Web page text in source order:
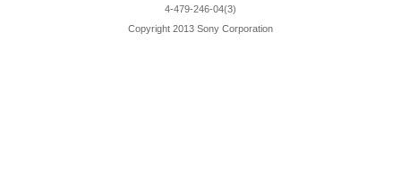
4-479-246-04(3)
Copyright 2013 Sony Corporation